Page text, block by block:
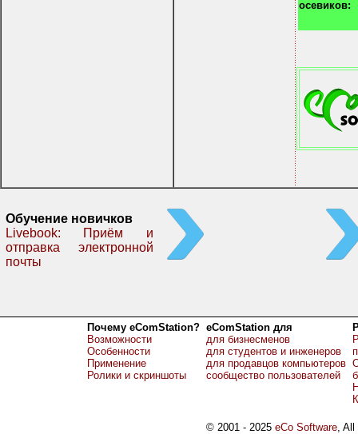
осевиков:
Обучение новичков
Livebook: Приём и
отправка электронной
почты
Почему eComStation?
Возможности
Особенности
Применение
Ролики и скриншоты
eComStation для
для бизнесменов
для студентов и инженеров
для продавцов компьютеров
сообщество пользователей
© 2001 - 2025eCo Software, All